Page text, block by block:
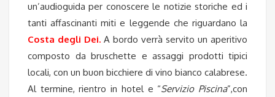
un’audioguida per conoscere le notizie storiche ed i
tanti affascinanti miti e leggende che riguardano la
Costa degli Dei. A bordo verrà servito un aperitivo
composto da bruschette e assaggi prodotti tipici
locali, con un buon bicchiere di vino bianco calabrese.
Al termine, rientro in hotel e “Servizio Piscina”,con